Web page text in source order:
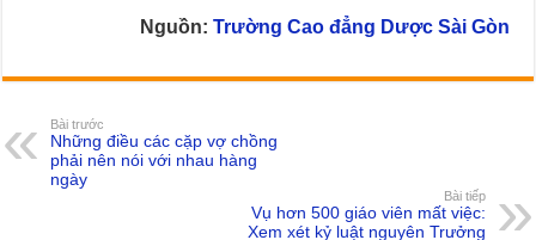
Nguồn: Trường Cao đẳng Dược Sài Gòn
Bài trước
Những điều các cặp vợ chồng
phải nên nói với nhau hàng
ngày
Bài tiếp
Vụ hơn 500 giáo viên mất việc:
Xem xét kỷ luật nguyên Trưởng